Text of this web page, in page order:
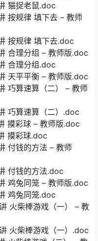
猫捉老鼠.doc
按规律 填下去 – 教师
按规律 填下去.doc
合理分组 – 教师版.doc
合理分组.doc
天平平衡 – 教师版.doc
巧算速算（二） – 教师
巧算速算（二）.doc
摸彩球 – 教师版.doc
摸彩球.doc
付钱的方法 – 教师
付钱的方法.doc
鸡兔同笼 – 教师版.doc
鸡兔同笼.doc
火柴棒游戏（一） – 教
火柴棒游戏（一）.doc